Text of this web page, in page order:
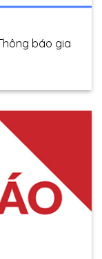
báo gia